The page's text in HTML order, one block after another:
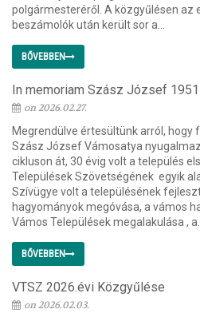
polgármesteréről. A közgyűlésen az
beszámolók után került sor a...
BŐVEBBEN
In memoriam Szász József
on 2026.02.27.
Megrendülve értesültünk arról,
Szász József Vámosatya
cikluson át, 30 évig volt a település
Települések Szövetségének egyik
Szívügye volt a településének
hagyományok megóvása, a vámos
Vámos Települések megalakulása , a...
BŐVEBBEN
VTSZ 2026.évi Közgyűlése
on 2026.02.03.